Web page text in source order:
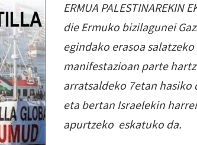
ERMUA PALESTINAREKIN
die Ermuko bizilagunei
egindako erasoa
manifestazioan parte
arratsaldeko 7etan hasiko
eta bertan Israelekin
apurtzeko eskatuko da.